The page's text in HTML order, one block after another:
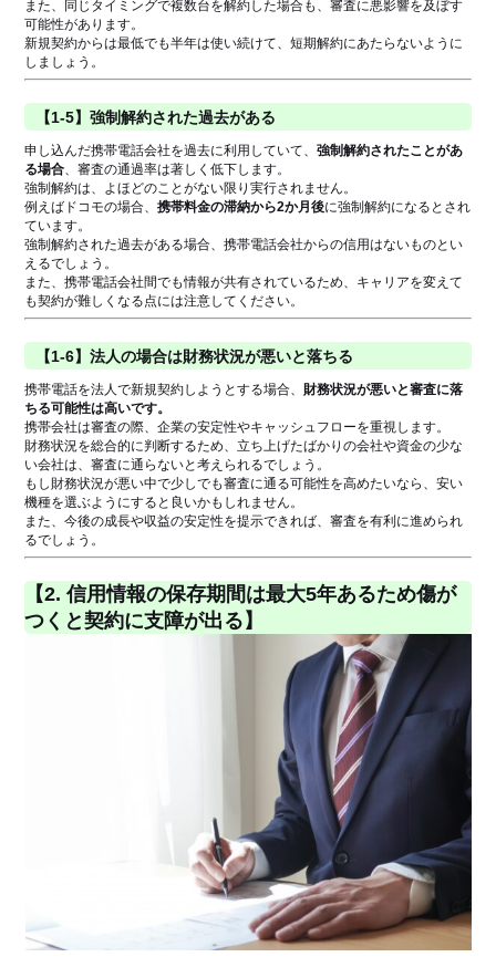
また、同じタイミングで複数台を解約した場合も、審査に悪影響を及ぼす
可能性があります。
新規契約からは最低でも半年は使い続けて、短期解約にあたらないように
しましょう。
【1-5】強制解約された過去がある
申し込んだ携帯電話会社を過去に利用していて、強制解約されたことがあ
る場合、審査の通過率は著しく低下します。
強制解約は、よほどのことがない限り実行されません。
例えばドコモの場合、携帯料金の滞納から2か月後に強制解約になるとされ
ています。
強制解約された過去がある場合、携帯電話会社からの信用はないものとい
えるでしょう。
また、携帯電話会社間でも情報が共有されているため、キャリアを変えて
も契約が難しくなる点には注意してください。
【1-6】法人の場合は財務状況が悪いと落ちる
携帯電話を法人で新規契約しようとする場合、財務状況が悪いと審査に落
ちる可能性は高いです。
携帯会社は審査の際、企業の安定性やキャッシュフローを重視します。
財務状況を総合的に判断するため、立ち上げたばかりの会社や資金の少な
い会社は、審査に通らないと考えられるでしょう。
もし財務状況が悪い中で少しでも審査に通る可能性を高めたいなら、安い
機種を選ぶようにすると良いかもしれません。
また、今後の成長や収益の安定性を提示できれば、審査を有利に進められ
るでしょう。
【2. 信用情報の保存期間は最大5年あるため傷が
つくと契約に支障が出る】